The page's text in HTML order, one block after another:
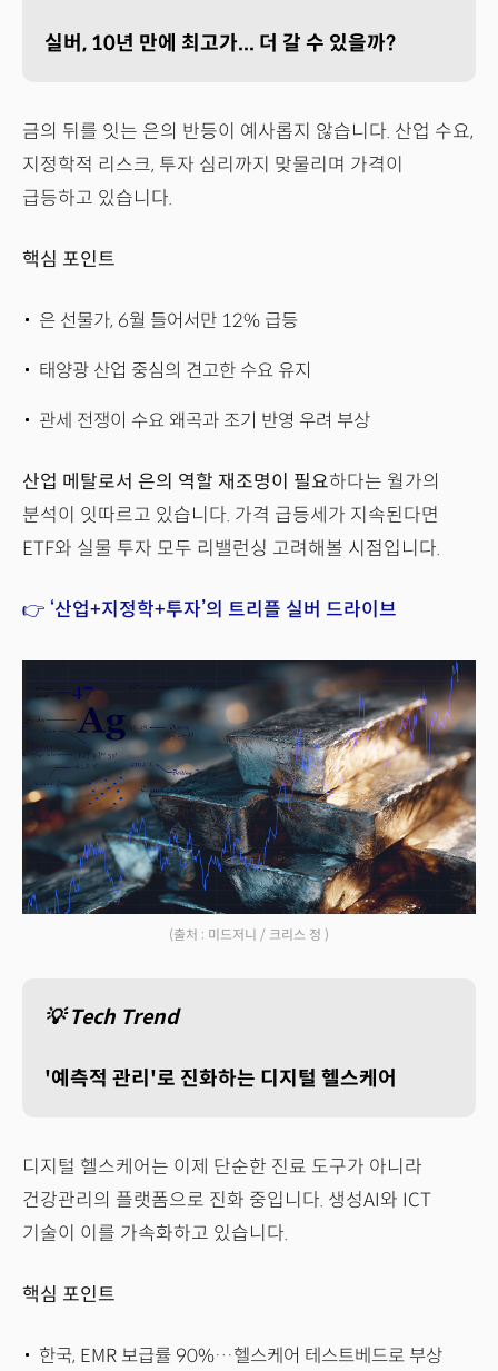
실버, 10년 만에 최고가... 더 갈 수 있을까?
금의 뒤를 잇는 은의 반등이 예사롭지 않습니다. 산업 수요,
지정학적 리스크, 투자 심리까지 맞물리며 가격이
급등하고 있습니다.
핵심 포인트
은 선물가, 6월 들어서만 12% 급등
태양광 산업 중심의 견고한 수요 유지
관세 전쟁이 수요 왜곡과 조기 반영 우려 부상
산업 메탈로서 은의 역할 재조명이 필요하다는 월가의
분석이 잇따르고 있습니다. 가격 급등세가 지속된다면
ETF와 실물 투자 모두 리밸런싱 고려해볼 시점입니다.
👉 ‘산업+지정학+투자’의 트리플 실버 드라이브
(출처 : 미드저니 / 크리스 정 )
💡 Tech Trend
'예측적 관리'로 진화하는 디지털 헬스케어
디지털 헬스케어는 이제 단순한 진료 도구가 아니라
건강관리의 플랫폼으로 진화 중입니다. 생성AI와 ICT
기술이 이를 가속화하고 있습니다.
핵심 포인트
한국, EMR 보급률 90%…헬스케어 테스트베드로 부상